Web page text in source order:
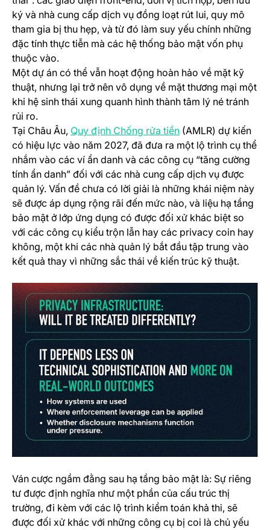
ký và nhà cung cấp dịch vụ đồng loạt rút lui, quy mô
tham gia bị thu hẹp, và từ đó làm suy yếu chính những
đặc tính thực tiễn mà các hệ thống bảo mật vốn phụ
thuộc vào.
Một dự án có thể vẫn hoạt động hoàn hảo về mặt kỹ
thuật, nhưng lại trở nên vô dụng về mặt thương mại một
khi hệ sinh thái xung quanh hình thành tâm lý né tránh
rủi ro.
Tại Châu Âu, Quy định Chống rửa tiền(opens in a new tab)
(AMLR) dự kiến
có hiệu lực vào năm 2027, đã đưa ra một lộ trình cụ thể
nhắm vào các ví ẩn danh và các công cụ “tăng cường
tính ẩn danh” đối với các nhà cung cấp dịch vụ được
quản lý. Vấn đề chưa có lời giải là những khái niệm này
sẽ được áp dụng rộng rãi đến mức nào, và liệu hạ tầng
bảo mật ở lớp ứng dụng có được đối xử khác biệt so
với các công cụ kiểu trộn lẫn hay các privacy coin hay
không, một khi các nhà quản lý bắt đầu tập trung vào
kết quả thay vì những sắc thái về kiến trúc kỹ thuật.
Ván cược ngầm đằng sau hạ tầng bảo mật là: Sự riêng
tư được định nghĩa như một phần của cấu trúc thị
trường, đi kèm với các lộ trình kiểm toán khả thi, sẽ
được đối xử khác với những công cụ bị coi là chủ yếu